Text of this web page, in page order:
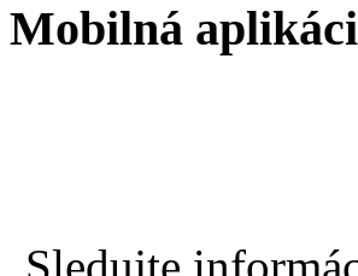
Mobilná